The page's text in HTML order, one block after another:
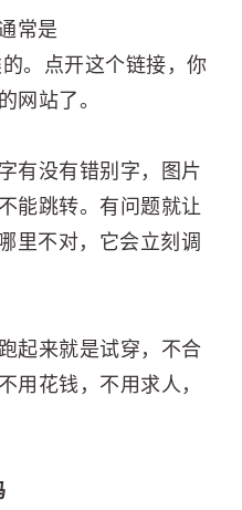
常是
。点开这个链接，你
网站了。
有没有错别字，图片
能跳转。有问题就让
里不对，它会立刻调
起来就是试穿，不合
用花钱，不用求人，